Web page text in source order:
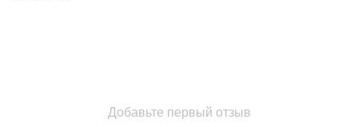
Добавьте первый отзыв